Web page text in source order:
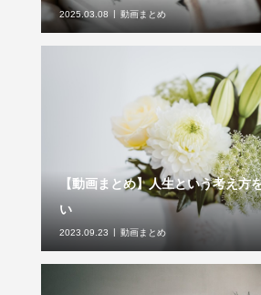
2025.03.08 動画まとめ
【動画まとめ】人生という考え方
い
2023.09.23 動画まとめ